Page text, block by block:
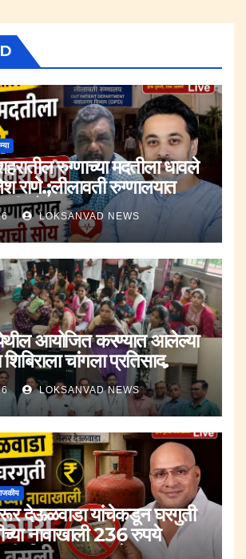
रुग्णाच्या मदतीला धावले
राणे.;लीलावती रुग्णालयात
सोय.
LOKSANVAD NEWS
आयोजित करण्यात आलेल्या
चांगला प्रतिसाद.
LOKSANVAD NEWS
देऊळवाडा यांचेकडून घरगुती
नावाखाली 236 रुपये
रूपेश पावसकर